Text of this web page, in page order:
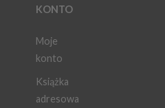
KONTO
Moje
konto
Książka
adresowa